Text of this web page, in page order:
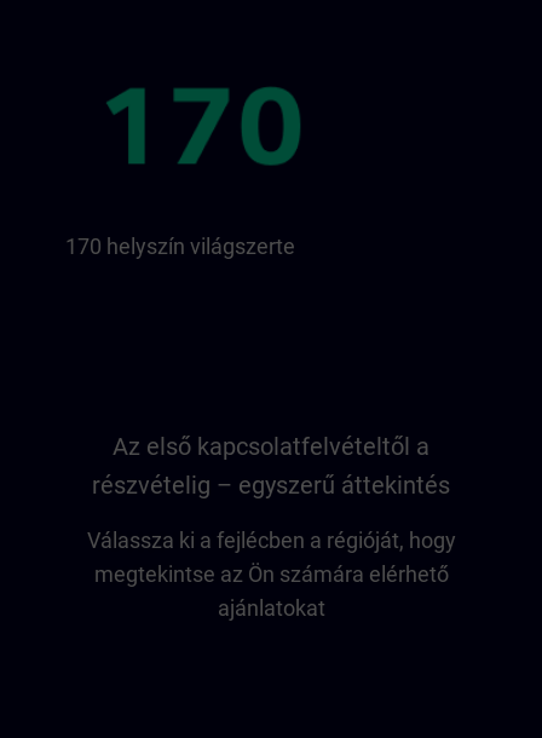
170 helyszín világszerte
Az első kapcsolatfelvételtől a
részvételig – egyszerű áttekintés
Válassza ki a fejlécben a régióját, hogy
megtekintse az Ön számára elérhető
ajánlatokat